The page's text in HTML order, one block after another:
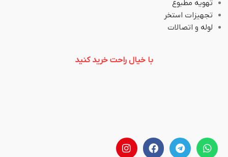
تهویه مطبوع
تجهیزات استخر
لوله و اتصالات
با خیال راحت خرید کنید